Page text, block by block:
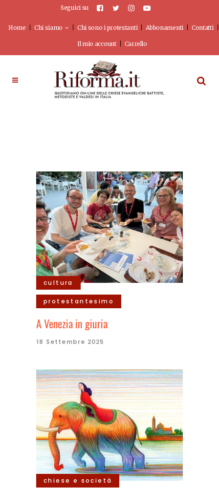
Seguici su
Home Chi siamo Chi sono i protestanti Abbonamenti Contatti
Il mio account Carrello
cultura
protestantesimo
A Venezia in giuria
18 Settembre 2025
chiese e società